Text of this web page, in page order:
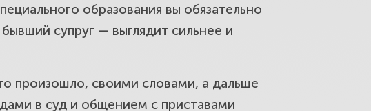
Вернём деньги за товар и
образования вы обязательно
супруг — выглядит сильнее и
произошло, своими словами, а дальше
в суд и общением с приставами